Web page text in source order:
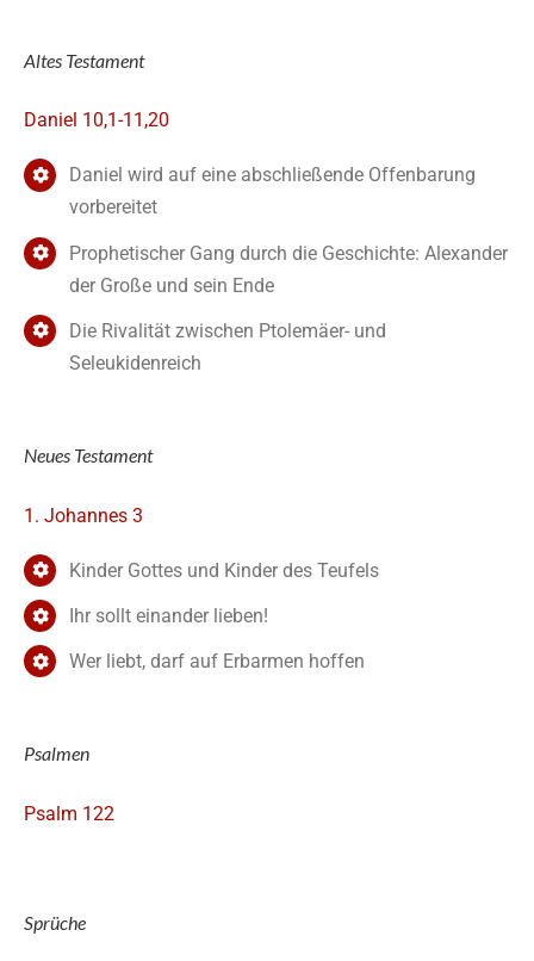
Altes Testament
Daniel 10,1-11,20
Daniel wird auf eine abschließende Offenbarung
vorbereitet
Prophetischer Gang durch die Geschichte: Alexander
der Große und sein Ende
Die Rivalität zwischen Ptolemäer- und
Seleukidenreich
Neues Testament
1. Johannes 3
Kinder Gottes und Kinder des Teufels
Ihr sollt einander lieben!
Wer liebt, darf auf Erbarmen hoffen
Psalmen
Psalm 122
Sprüche